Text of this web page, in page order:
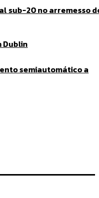
sub-20 no arremesso
Dublin
semiautomático a